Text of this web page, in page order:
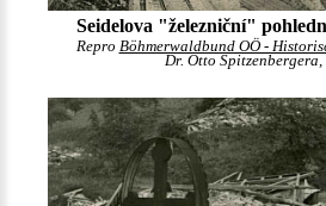
Seidelova "železniční"
Repro Böhmerwaldbund OÖ -
Dr. Otto